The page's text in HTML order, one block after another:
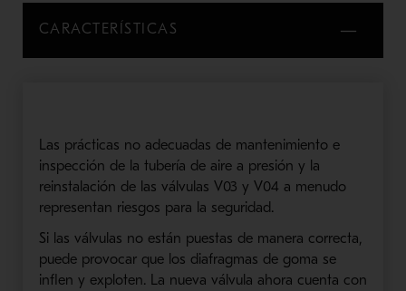
CARACTERÍSTICAS
Las prácticas no adecuadas de mantenimiento e
inspección de la tubería de aire a presión y la
reinstalación de las válvulas V03 y V04 a menudo
representan riesgos para la seguridad.
Si las válvulas no están puestas de manera correcta,
puede provocar que los diafragmas de goma se
inflen y exploten. La nueva válvula ahora cuenta con